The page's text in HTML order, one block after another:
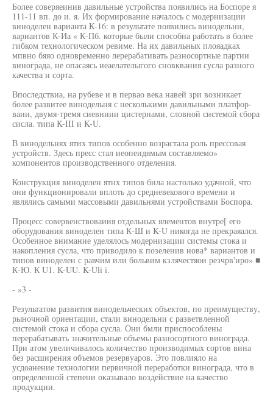
Более соверяеинив давильные устройства появились на Боспоре я
111-11 вп. до и. я. Их формирование началось с модернизации
виноделен варианта К-16: в результате появились винодельни,
вариантов К-Иа « К-Пб. которые были способна работать в более
гибком технологическом ревиме. На их давильных плояадках
мпвно бяяо одновременно лерерабативать разносортные партии
винограда, не опасаясь иеаелателыгого сновквания сусла разного
качества и сорта.
Впоследствиа, на рубеве и в первао века навей зри возникает
более развитее винодельня с несколькими давильными платфор-
ваии, двумя-тремя сиевниии цистернами, словной системой сбора
сисла. типа K-III и K-U.
В винодельнях ятих типов особенно возрастала роль прессовая
устройств. Здесь пресс стал иеопеидямым составляемо»
компонентов производственного отделения.
Конструкция виноделен ятнх типов била настолько удачной, что
они функционировали вплоть до средневекового времени и
являлись самыми массовыми давильнями устройствами Боспора.
Процесс совервенствоваиия отдельных ялементов внутре[ его
оборудования виноделен типа К-Ш и K-U никогда не прекраяался.
Особенное внимание уделялось модернизации системы стока и
накопления сусла, что приводило к позеленив нова* вариантов и
типов виноделен с равчим или больвим кзлячестяои резчрв'иро» ■
К-Ю. К U1. K-UU. K-Uli i.
- »3 -
Результатом развития винодельческих объектов, по преимуществу,
рыночной ориентации, стали винодельни с разветвленной
системой стока и сбора сусла. Они бмли приспособлены
перерабатывать значительные объемы разносортного винограда.
При атом увеличивалось количество производимых сортов вина
без расширения объемов резервуаров. Это повлияло на
усдоанение технологии первичной переработки винограда, что в
определенной степени оказывало воздействие на качество
продукции.